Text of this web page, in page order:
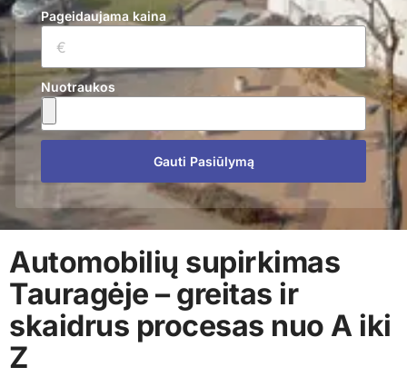
Pageidaujama kaina
Nuotraukos
Gauti Pasiūlymą
Automobilių supirkimas
Tauragėje – greitas ir
skaidrus procesas nuo A iki
Z